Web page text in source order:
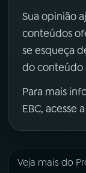
Sua opinião
conteúdos
se esqueça
do conteúdo
Para mais
EBC, acesse
Veja mais do